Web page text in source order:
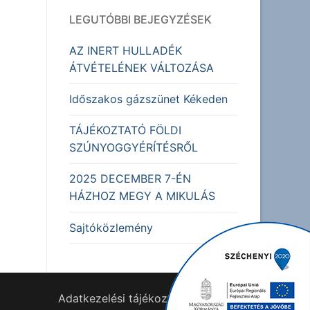
LEGUTÓBBI BEJEGYZÉSEK
AZ INERT HULLADÉK
ÁTVÉTELÉNEK VÁLTOZÁSA
Időszakos gázszünet Kékeden
TÁJÉKOZTATÓ FÖLDI
SZÚNYOGGYÉRÍTÉSRŐL
2025 DECEMBER 7-ÉN
HÁZHOZ MEGY A MIKULÁS
Sajtóközlemény
Adatkezelési tájékoztató